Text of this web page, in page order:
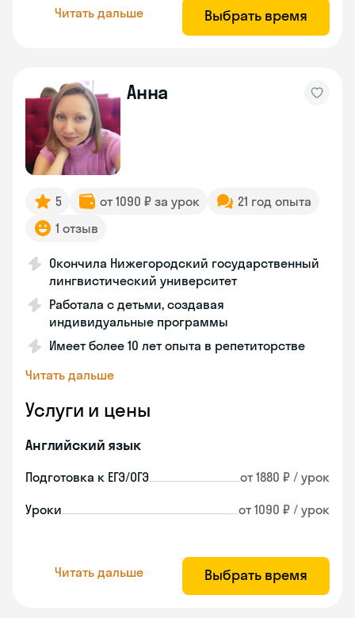
Читать дальше Выбрать время
Анна
5 от 1090 ₽ за урок
21 год опыта
1 отзыв
Окончила Нижегородский государственный
лингвистический университет
Работала с детьми, создавая
индивидуальные программы
Имеет более 10 лет опыта в репетиторстве
Читать дальше
Услуги и цены
Английский язык
Подготовка к ЕГЭ/ОГЭ от 1880 ₽ / урок
Уроки от 1090 ₽ / урок
Читать дальше Выбрать время